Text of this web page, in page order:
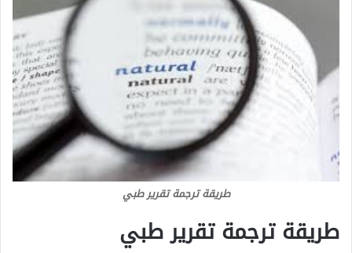
طريقة ترجمة تقرير طبي
طريقة ترجمة تقرير طبي